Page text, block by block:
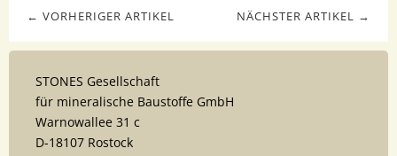
NÄCHSTER ARTIKEL →
← VORHERIGER ARTIKEL
STONES Gesellschaft
für mineralische Baustoffe GmbH
Warnowallee 31 c
D-18107 Rostock